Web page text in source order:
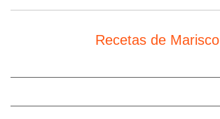
Recetas de Marisco